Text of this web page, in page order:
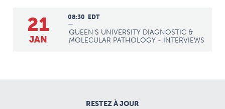
21
JAN
08:30
EDT
—
QUEEN'S UNIVERSITY DIAGNOSTIC &
MOLECULAR PATHOLOGY - INTERVIEWS
RESTEZ À JOUR